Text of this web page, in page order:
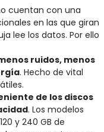
cuentan con una
en las que giran
lee los datos. Por ello
ruidos, menos
. Hecho de vital
de los discos
. Los modelos
y 240 GB de